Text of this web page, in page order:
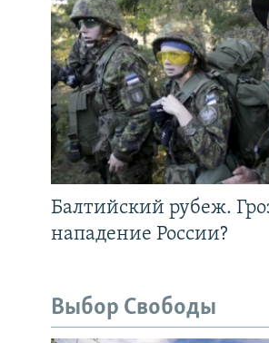
Балтийский рубеж.
нападение России?
Выбор Свободы